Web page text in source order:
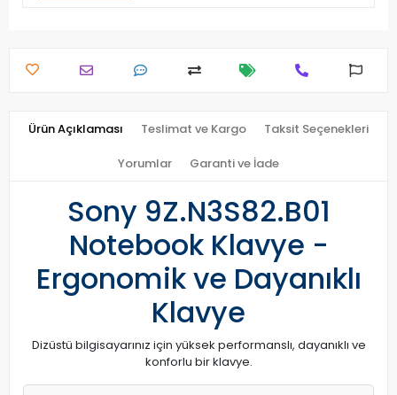
Ürün Açıklaması Teslimat ve Kargo Taksit Seçenekleri
Yorumlar Garanti ve İade
Sony 9Z.N3S82.B01
Notebook Klavye -
Ergonomik ve Dayanıklı
Klavye
Dizüstü bilgisayarınız için yüksek performanslı, dayanıklı ve
konforlu bir klavye.